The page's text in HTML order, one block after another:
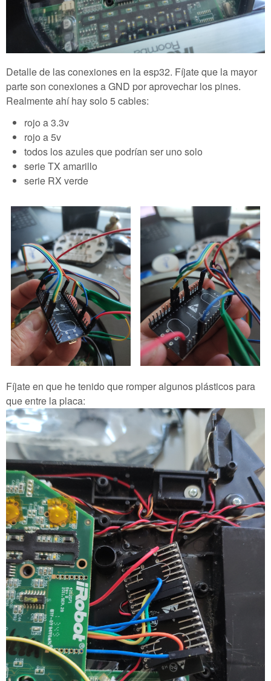
Detalle de las conexiones en la esp32. Fíjate que la mayor
parte son conexiones a GND por aprovechar los pines.
Realmente ahí hay solo 5 cables:
rojo a 3.3v
rojo a 5v
todos los azules que podrían ser uno solo
serie TX amarillo
serie RX verde
Fíjate en que he tenido que romper algunos plásticos para
que entre la placa: